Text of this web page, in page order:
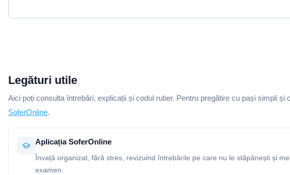
Legături utile
Aici poți consulta întrebări, explicații și codul rutier. Pentru pregătire cu pași simpli și
SoferOnline.
Aplicația SoferOnline
Învață organizat, fără stres, revizuind întrebările pe care nu le stăpânești și
examen.